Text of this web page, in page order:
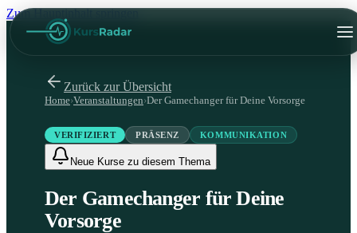
Zum Hauptinhalt springen
Zurück zur Übersicht
Home›Veranstaltungen›Der Gamechanger für Deine Vorsorge
VERIFIZIERT PRÄSENZ KOMMUNIKATION
Neue Kurse zu diesem Thema
Der Gamechanger für Deine
Vorsorge